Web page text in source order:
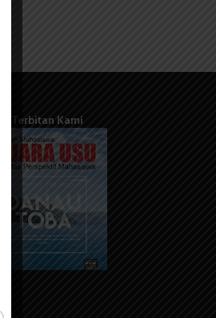
Terbitan Kami